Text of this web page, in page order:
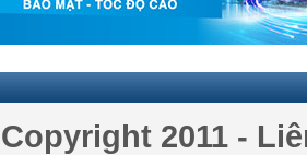
Copyright 2011 -